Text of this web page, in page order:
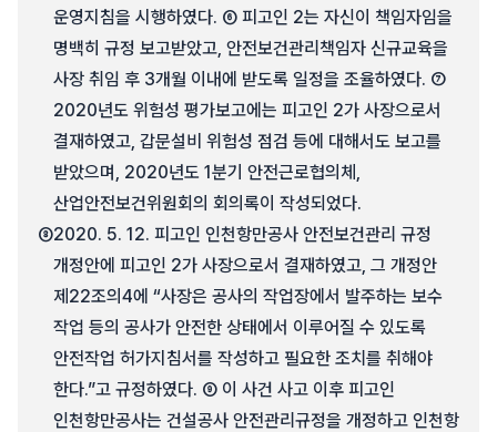
운영지침을 시행하였다. ⑥ 피고인 2는 자신이 책임자임을
명백히 규정 보고받았고, 안전보건관리책임자 신규교육을
사장 취임 후 3개월 이내에 받도록 일정을 조율하였다. ⑦
2020년도 위험성 평가보고에는 피고인 2가 사장으로서
결재하였고, 갑문설비 위험성 점검 등에 대해서도 보고를
받았으며, 2020년도 1분기 안전근로협의체,
산업안전보건위원회의 회의록이 작성되었다.
⑧2020. 5. 12. 피고인 인천항만공사 안전보건관리 규정
개정안에 피고인 2가 사장으로서 결재하였고, 그 개정안
제22조의4에 “사장은 공사의 작업장에서 발주하는 보수
작업 등의 공사가 안전한 상태에서 이루어질 수 있도록
안전작업 허가지침서를 작성하고 필요한 조치를 취해야
한다.”고 규정하였다. ⑨ 이 사건 사고 이후 피고인
인천항만공사는 건설공사 안전관리규정을 개정하고 인천항